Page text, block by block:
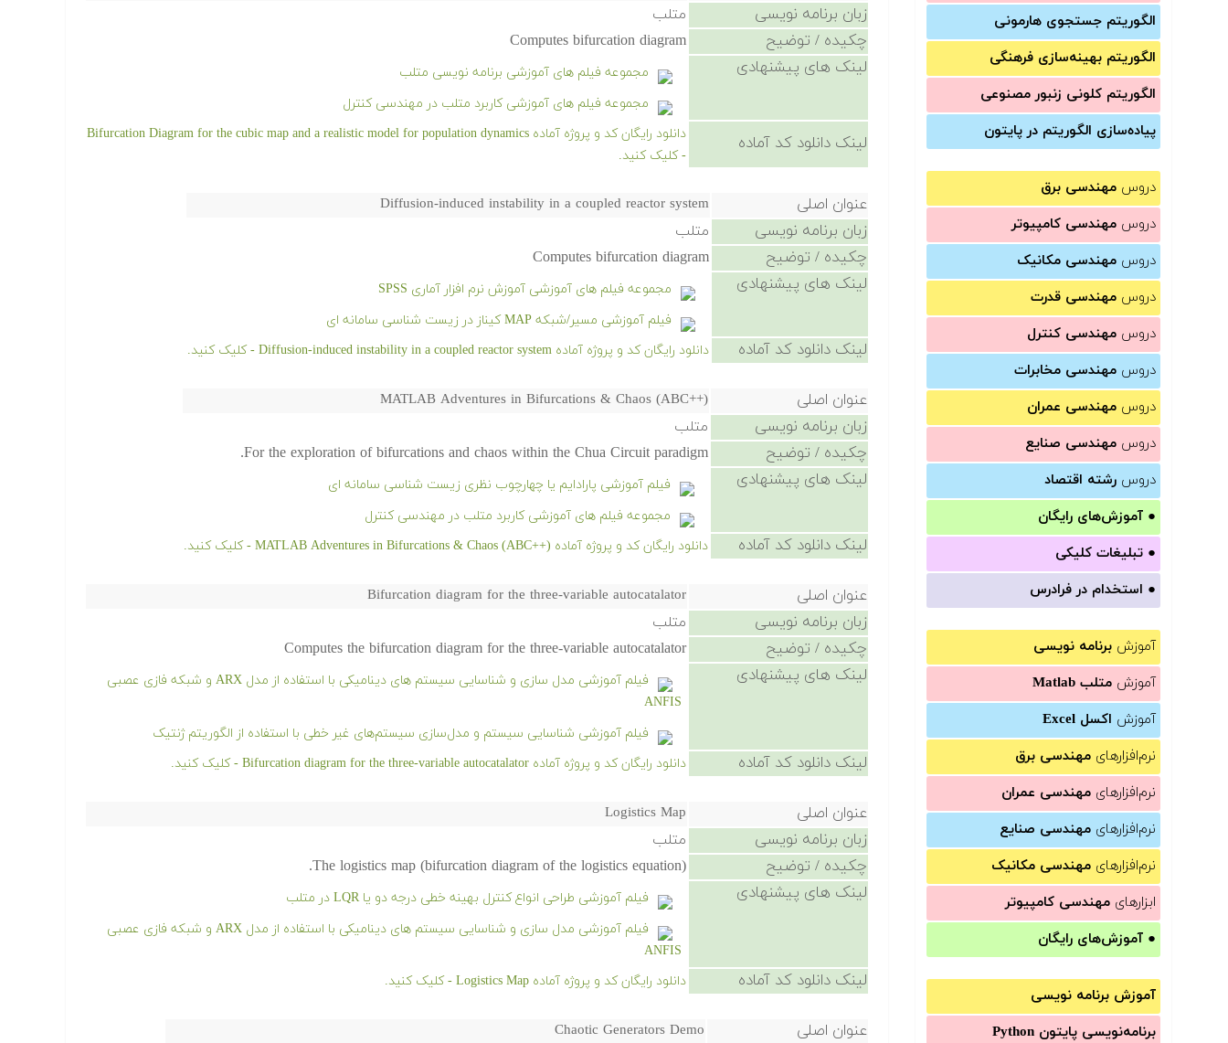
الگوریتم جستجوی هارمونی
الگوریتم بهینه‌سازی فرهنگی
الگوریتم کلونی زنبور مصنوعی
پیاده‌سازی الگوریتم در پایتون
دروس مهندسی برق
دروس مهندسی کامپیوتر
دروس مهندسی مکانیک
دروس مهندسی قدرت
دروس مهندسی کنترل
دروس مهندسی مخابرات
دروس مهندسی عمران
دروس مهندسی صنایع
دروس رشته اقتصاد
● آموزش‌های رایگان
● تبلیغات کلیکی
● استخدام در فرادرس
آموزش برنامه نویسی
آموزش متلب Matlab
آموزش اکسل Excel
نرم‌افزارهای مهندسی برق
نرم‌افزارهای مهندسی عمران
نرم‌افزارهای مهندسی صنایع
نرم‌افزارهای مهندسی مکانیک
ابزارهای مهندسی کامپیوتر
● آموزش‌های رایگان
آموزش برنامه نویسی
برنامه‌نویسی پایتون Python
زبان برنامه نویسی متلب
چکیده / توضیح Computes bifurcation diagram
لینک های پیشنهادی
مجموعه فیلم های آموزشی برنامه نویسی متلب
مجموعه فیلم های آموزشی کاربرد متلب در مهندسی کنترل
لینک دانلود کد آماده
دانلود رایگان کد و پروژه آماده Bifurcation Diagram for the cubic map and a realistic model for population dynamics
- کلیک کنید.
عنوان اصلی Diffusion-induced instability in a coupled reactor system
زبان برنامه نویسی متلب
چکیده / توضیح Computes bifurcation diagram
لینک های پیشنهادی
مجموعه فیلم های آموزشی آموزش نرم افزار آماری SPSS
فیلم آموزشی مسیر/شبکه MAP کیناز در زیست شناسی سامانه ای
لینک دانلود کد آماده دانلود رایگان کد و پروژه آماده Diffusion-induced instability in a coupled reactor system - کلیک کنید.
عنوان اصلی MATLAB Adventures in Bifurcations & Chaos (ABC++)
زبان برنامه نویسی متلب
چکیده / توضیح For the exploration of bifurcations and chaos within the Chua Circuit paradigm.
لینک های پیشنهادی
فیلم آموزشی پارادایم یا چهارچوب نظری زیست شناسی سامانه ای
مجموعه فیلم های آموزشی کاربرد متلب در مهندسی کنترل
لینک دانلود کد آماده دانلود رایگان کد و پروژه آماده MATLAB Adventures in Bifurcations & Chaos (ABC++) - کلیک کنید.
عنوان اصلی Bifurcation diagram for the three-variable autocatalator
زبان برنامه نویسی متلب
چکیده / توضیح Computes the bifurcation diagram for the three-variable autocatalator
لینک های پیشنهادی
فیلم آموزشی مدل سازی و شناسایی سیستم های دینامیکی با استفاده از مدل ARX و شبکه فازی عصبی
ANFIS
فیلم آموزشی شناسایی سیستم و مدل‌سازی سیستم‌های غیر خطی با استفاده از الگوریتم ژنتیک
لینک دانلود کد آماده دانلود رایگان کد و پروژه آماده Bifurcation diagram for the three-variable autocatalator - کلیک کنید.
عنوان اصلی Logistics Map
زبان برنامه نویسی متلب
چکیده / توضیح The logistics map (bifurcation diagram of the logistics equation).
لینک های پیشنهادی
فیلم آموزشی طراحی انواع کنترل بهینه خطی درجه دو یا LQR در متلب
فیلم آموزشی مدل سازی و شناسایی سیستم های دینامیکی با استفاده از مدل ARX و شبکه فازی عصبی
ANFIS
لینک دانلود کد آماده دانلود رایگان کد و پروژه آماده Logistics Map - کلیک کنید.
عنوان اصلی Chaotic Generators Demo